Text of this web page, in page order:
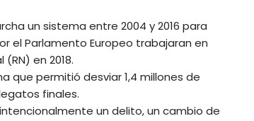
un sistema entre 2004 y 2016 para
el Parlamento Europeo trabajaran en
en 2018.
que permitió desviar 1,4 millones de
finales.
un delito, un cambio de